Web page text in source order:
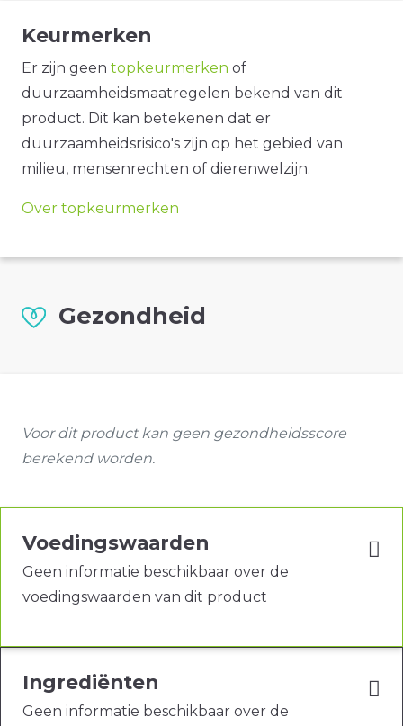
Keurmerken
Er zijn geen topkeurmerken of
duurzaamheidsmaatregelen bekend van dit
product. Dit kan betekenen dat er
duurzaamheidsrisico's zijn op het gebied van
milieu, mensenrechten of dierenwelzijn.
Over topkeurmerken
Gezondheid
Voor dit product kan geen gezondheidsscore
berekend worden.
Voedingswaarden
Geen informatie beschikbaar over de
voedingswaarden van dit product
Ingrediënten
Geen informatie beschikbaar over de